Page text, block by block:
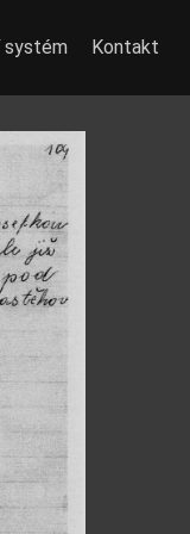
systém Kontakt